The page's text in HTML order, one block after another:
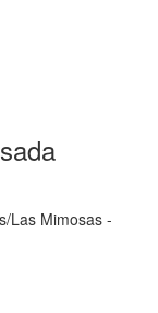
Las Mimosas -